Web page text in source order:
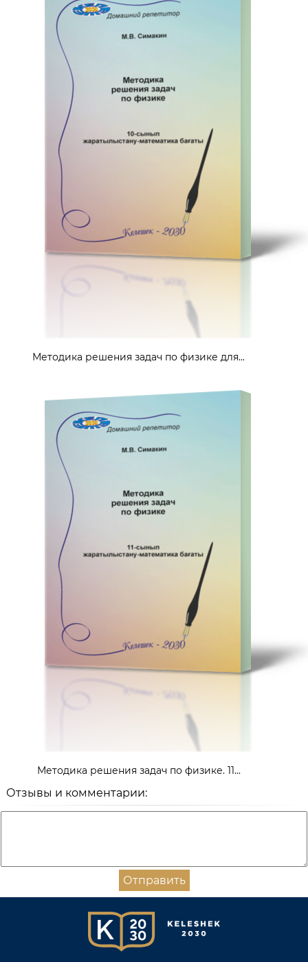
Методика решения задач по физике для...
Методика решения задач по физике. 11...
Отзывы и комментарии:
Отправить